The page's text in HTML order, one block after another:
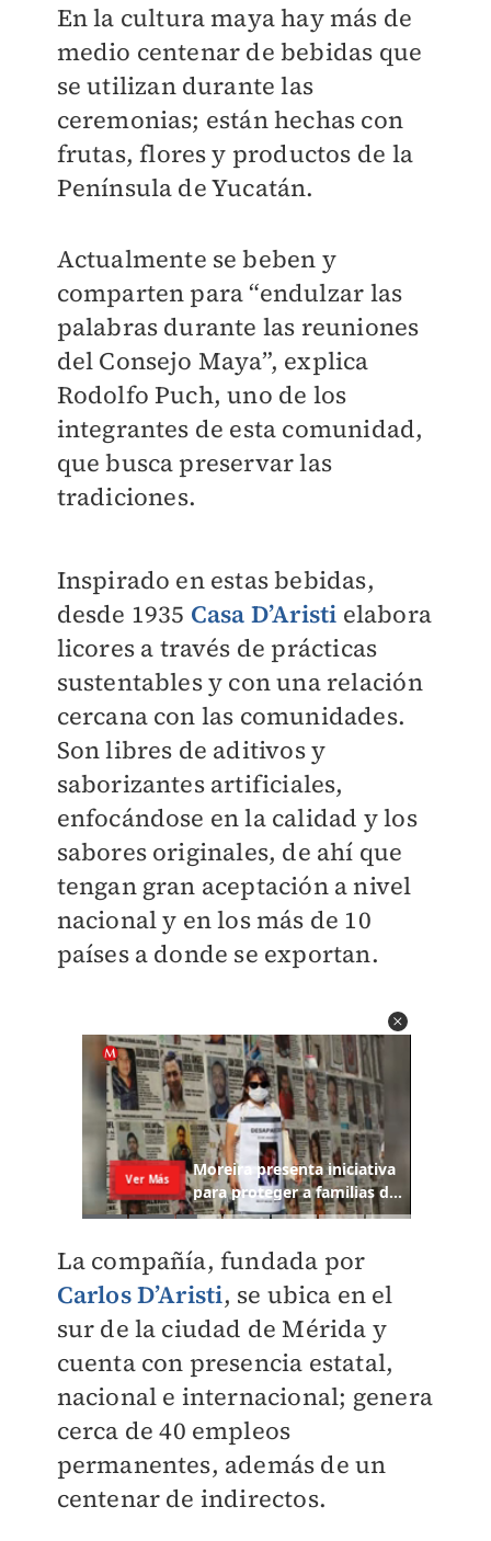
En la cultura maya hay más de
medio centenar de bebidas que
se utilizan durante las
ceremonias; están hechas con
frutas, flores y productos de la
Península de Yucatán.
Actualmente se beben y
comparten para “endulzar las
palabras durante las reuniones
del Consejo Maya”, explica
Rodolfo Puch, uno de los
integrantes de esta comunidad,
que busca preservar las
tradiciones.
Inspirado en estas bebidas,
desde 1935 Casa D’Aristi elabora
licores a través de prácticas
sustentables y con una relación
cercana con las comunidades.
Son libres de aditivos y
saborizantes artificiales,
enfocándose en la calidad y los
sabores originales, de ahí que
tengan gran aceptación a nivel
nacional y en los más de 10
países a donde se exportan.
La compañía, fundada por
Carlos D’Aristi, se ubica en el
sur de la ciudad de Mérida y
cuenta con presencia estatal,
nacional e internacional; genera
cerca de 40 empleos
permanentes, además de un
centenar de indirectos.